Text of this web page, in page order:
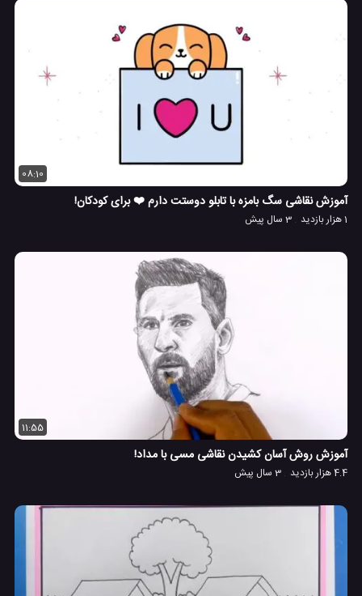
08:10
آموزش نقاشی سگ بامزه با تابلو دوستت دارم ❤️ برای کودکان!
1 هزار بازدید 3 سال پیش
11:55
آموزش روش آسان کشیدن نقاشی مسی با مداد!
4.4 هزار بازدید 3 سال پیش